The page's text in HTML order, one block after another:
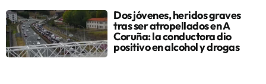
Dos jóvenes, heridos graves
tras ser atropellados en A
Coruña: la conductora dio
positivo en alcohol y drogas